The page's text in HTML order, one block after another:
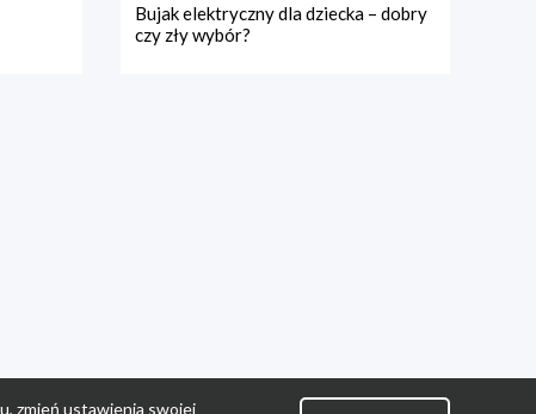
Bujak elektryczny dla dziecka – dobry
czy zły wybór?
zmień ustawienia swojej